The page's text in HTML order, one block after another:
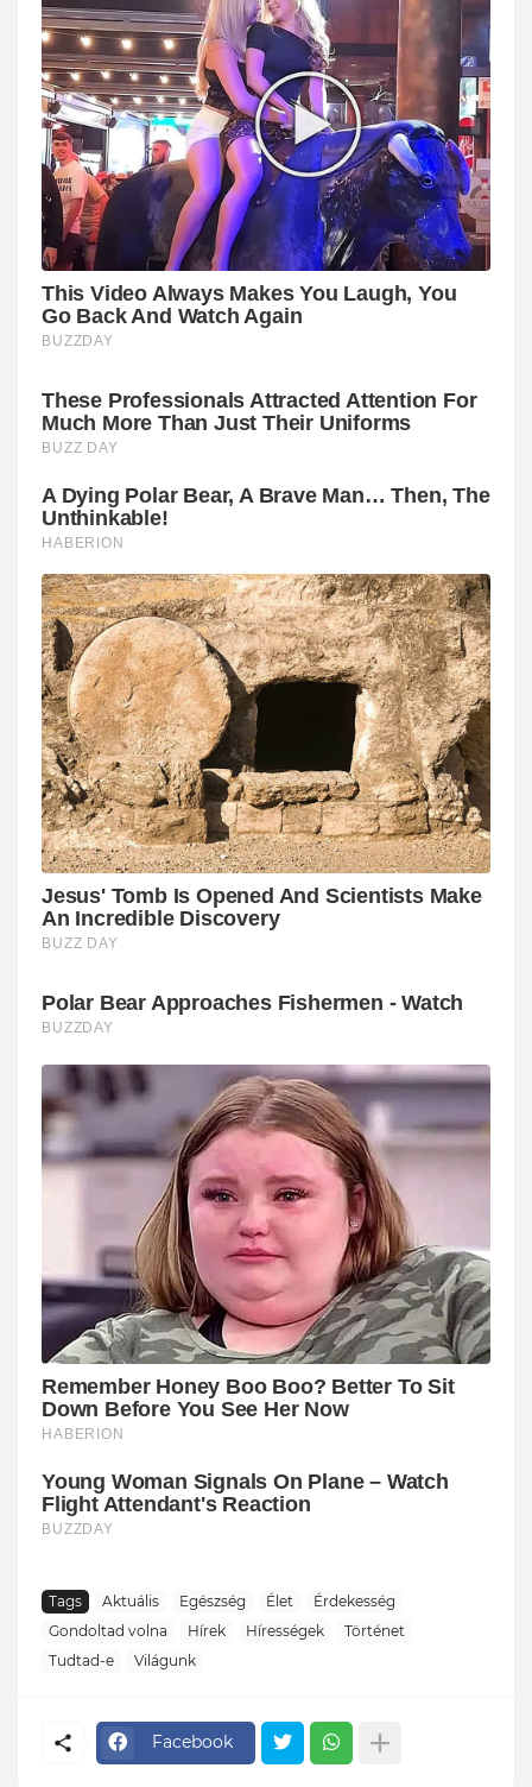
Tags Aktuális Egészség Élet
Érdekesség
Gondoltad volna
Hírek Hírességek
Történet
Tudtad-e
Világunk
Facebook